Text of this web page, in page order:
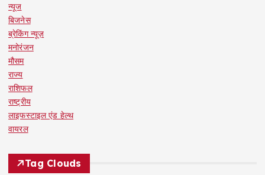
न्यूज
बिजनेस
ब्रेकिंग न्यूज़
मनोरंजन
मौसम
राज्य
राशिफल
राष्ट्रीय
लाइफस्टाइल एंड हेल्थ
वायरल
Tag Clouds